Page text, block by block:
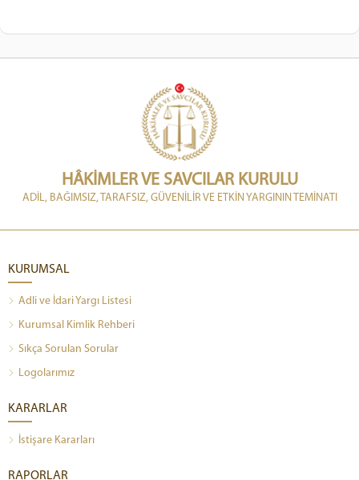
HÂKİMLER VE SAVCILAR KURULU
ADİL, BAĞIMSIZ, TARAFSIZ, GÜVENİLİR VE ETKİN YARGININ TEMİNATI
KURUMSAL
Adli ve İdari Yargı Listesi
Kurumsal Kimlik Rehberi
Sıkça Sorulan Sorular
Logolarımız
KARARLAR
İstişare Kararları
RAPORLAR